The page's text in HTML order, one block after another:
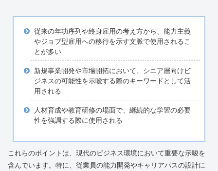
従来の年功序列や終身雇用の考え方から、能力主義
やジョブ型雇用への移行を示す文脈で使用されるこ
とが多い
新規事業開発や市場開拓において、シニア層向けビ
ジネスの可能性を示唆する際のキーワードとして活
用される
人材育成や教育研修の場面で、継続的な学習の必要
性を強調する際に使用される
これらのポイントは、現代のビジネス環境において重要な示唆を
含んでいます。特に、従業員の能力開発やキャリアパスの設計に